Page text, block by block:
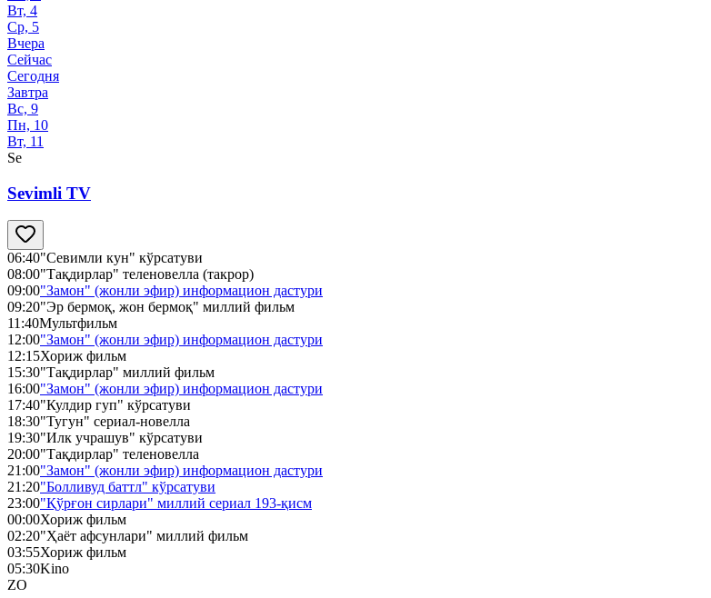
Вт, 4
Ср, 5
Вчера
Сейчас
Сегодня
Завтра
Вс, 9
Пн, 10
Вт, 11
Se
Sevimli TV
06:40"Севимли кун" кўрсатуви
08:00"Тақдирлар" теленовелла (такрор)
09:00"Замон" (жонли эфир) информацион дастури
09:20"Эр бермоқ, жон бермоқ" миллий фильм
11:40Мультфильм
12:00"Замон" (жонли эфир) информацион дастури
12:15Хориж фильм
15:30"Тақдирлар" миллий фильм
16:00"Замон" (жонли эфир) информацион дастури
17:40"Кулдир гуп" кўрсатуви
18:30"Тугун" сериал-новелла
19:30"Илк учрашув" кўрсатуви
20:00"Тақдирлар" теленовелла
21:00"Замон" (жонли эфир) информацион дастури
21:20"Болливуд баттл" кўрсатуви
23:00"Қўрғон сирлари" миллий сериал 193-қисм
00:00Хориж фильм
02:20"Ҳаёт афсунлари" миллий фильм
03:55Хориж фильм
05:30Kino
ZO